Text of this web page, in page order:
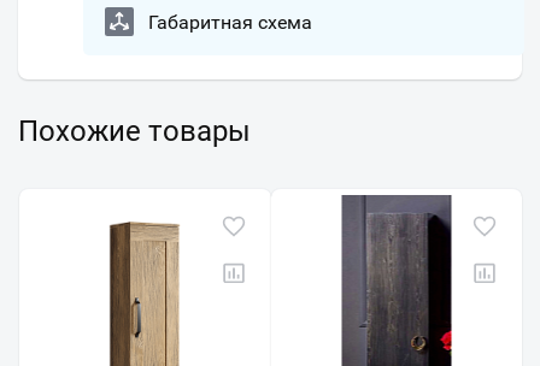
Габаритная схема
Похожие товары